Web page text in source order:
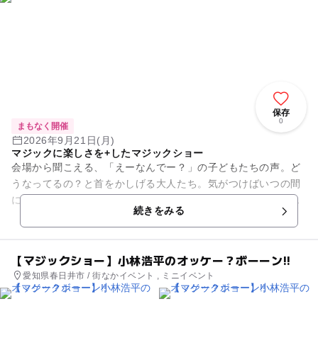
保存
0
まもなく開催
2026年9月21日(月)
マジックに楽しさを+したマジックショー
会場から聞こえる、「えーなんでー？」の子どもたちの声。ど
うなってるの？と首をかしげる大人たち。気がつけばいつの間
にかみんな笑顔になっている。小林浩平のおもしろ・おかしな
マジックショー。参加型の作...続きをみる
【マジックショー】小林浩平のオッケー？ボーーン!!
愛知県春日井市 / 街なかイベント , ミニイベント